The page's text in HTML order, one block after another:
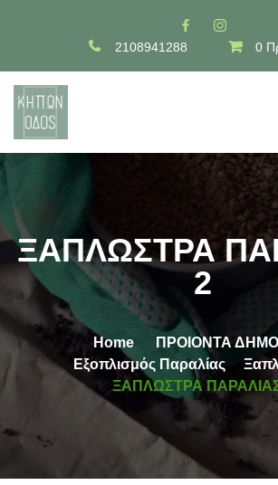
2108941288 0
ΞΑΠΛΩΣΤΡΑ
2
Home
ΠΡΟΙΟΝΤΑ
Εξοπλισμός Παραλίας
ΞΑΠΛΩΣΤΡΑ